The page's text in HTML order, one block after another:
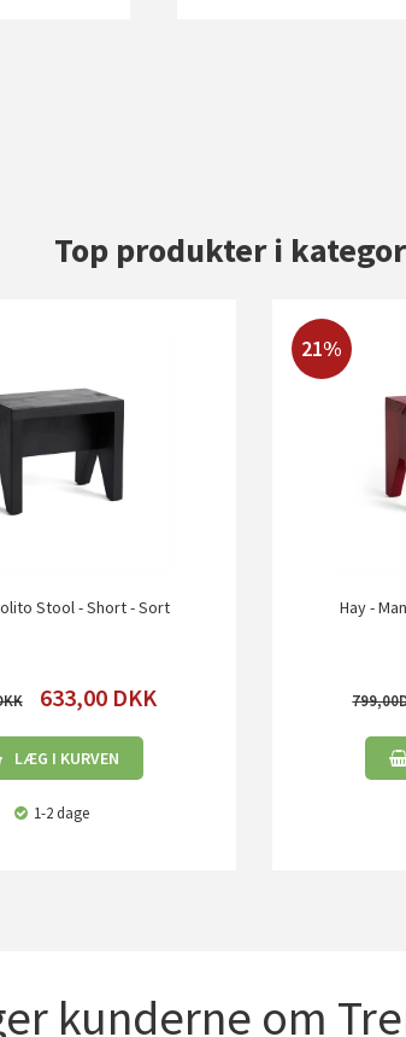
Top produkter i
Stool - Short - Sort
633,00 DKK
LÆG I KURVEN
1-2 dage
21%
Hay -
799,00
kunderne om